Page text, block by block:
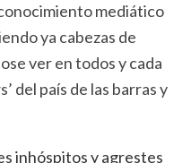
mediático
ya cabezas de
ver en todos y cada
del país de las barras y
inhóspitos y agrestes